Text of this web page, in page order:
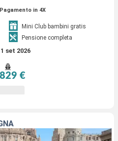
Pagamento in 4X
Mini Club bambini gratis
Pensione completa
set 2026
829 €